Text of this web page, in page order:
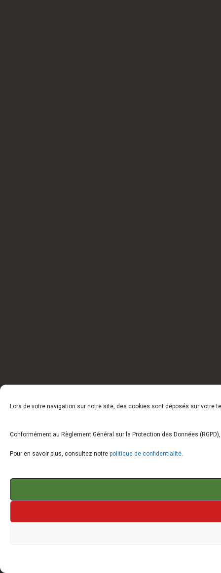
Lors de votre navigation sur notre site, des cookies sont déposés sur votre
Conformément au Règlement Général sur la Protection des Données
Pour en savoir plus, consultez notre politique de confidentialité.